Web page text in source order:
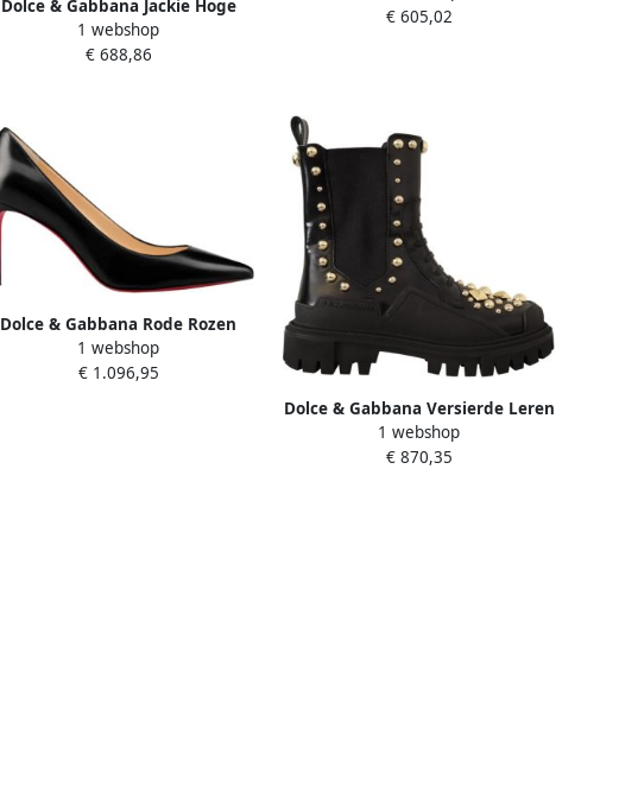
Dolce & Gabbana Jackie Hoge
Laarzenmet Gouden Metalen
Logo Black Dames
1 webshop
€ 688,86
€ 605,02
Dolce & Gabbana Rode Rozen
Stretch Booties Schoenen
Multicolor Dames
1 webshop
€ 1.096,95
Dolce & Gabbana Versierde Leren
Gevechtslaarzen met
Borduurwerk Black Dames
1 webshop
€ 870,35